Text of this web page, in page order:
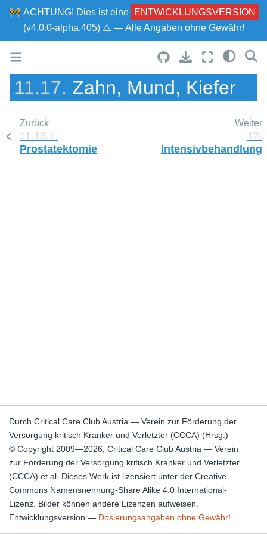
🚧 ACHTUNG! Dies ist eine
ENTWICKLUNGSVERSION
(v4.0.0-alpha.405) ⚠ — Alle Angaben ohne Gewähr!
11.17. Zahn, Mund, Kiefer
Zurück
11.16.1.
Prostatektomie
Weiter
12.
Intensivbehandlung
Durch Critical Care Club Austria — Verein zur Förderung der
Versorgung kritisch Kranker und Verletzter (CCCA) (Hrsg.)
© Copyright 2009—2026, Critical Care Club Austria — Verein
zur Förderung der Versorgung kritisch Kranker und Verletzter
(CCCA) et al. Dieses Werk ist lizensiert unter der Creative
Commons Namensnennung-Share Alike 4.0 International-
Lizenz. Bilder können andere Lizenzen aufweisen.
Entwicklungsversion — Dosierungsangaben ohne Gewähr!